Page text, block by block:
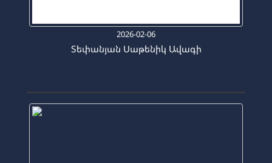
2026-02-06
Տեփանյան Սաթենիկ Ավագի